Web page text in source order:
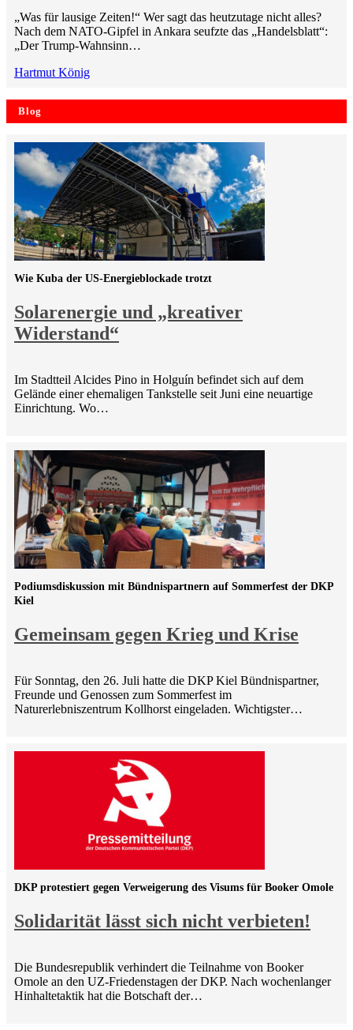
„Was für lausige Zeiten!“ Wer sagt das heutzutage nicht alles?
Nach dem NATO-Gipfel in Ankara seufzte das „Handelsblatt“:
„Der Trump-Wahnsinn…
Hartmut König
Blog
Solarenergie und „kreativer
Widerstand“
Wie Kuba der US-Energieblockade trotzt
Im Stadtteil Alcides Pino in Holguín befindet sich auf dem
Gelände einer ehemaligen Tankstelle seit Juni eine neuartige
Einrichtung. Wo…
Gemeinsam gegen Krieg und Krise
Podiumsdiskussion mit Bündnispartnern auf Sommerfest der DKP
Kiel
Für Sonntag, den 26. Juli hatte die DKP Kiel Bündnispartner,
Freunde und Genossen zum Sommerfest im
Naturerlebniszentrum Kollhorst eingeladen. Wichtigster…
Solidarität lässt sich nicht verbieten!
DKP protestiert gegen Verweigerung des Visums für Booker Omole
Die Bundesrepublik verhindert die Teilnahme von Booker
Omole an den UZ-Friedenstagen der DKP. Nach wochenlanger
Hinhaltetaktik hat die Botschaft der…